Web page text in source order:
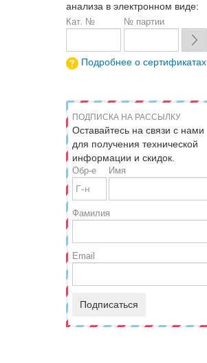
анализа в электронном виде:
Кат. № № партии
Подробнее о сертификатах
ПОДПИСКА НА РАССЫЛКУ
Оставайтесь на связи с нами
для получения технической
информации и скидок.
Обр-е Имя
Фамилия
Email
Подписаться